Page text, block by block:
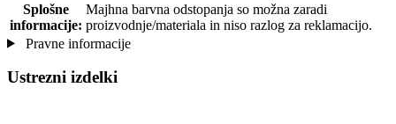
Splošne
informacije:
Majhna barvna odstopanja so možna zaradi
proizvodnje/materiala in niso razlog za reklamacijo.
Pravne informacije
Ustrezni izdelki